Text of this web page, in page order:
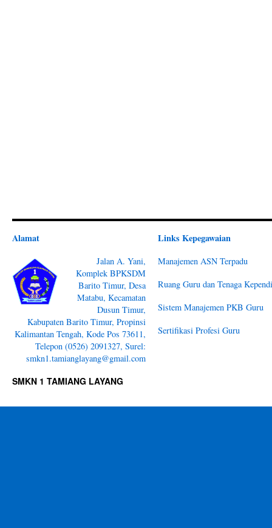
Alamat
Jalan A. Yani,
Komplek BPKSDM
Barito Timur, Desa
Matabu, Kecamatan
Dusun Timur,
Kabupaten Barito Timur, Propinsi
Kalimantan Tengah, Kode Pos 73611,
Telepon (0526) 2091327, Surel:
smkn1.tamianglayang@gmail.com
Links Kepegawaian
Manajemen ASN Terpadu
Ruang Guru dan Tenaga
Sistem Manajemen PKB Guru
Sertifikasi Profesi Guru
SMKN 1 TAMIANG LAYANG